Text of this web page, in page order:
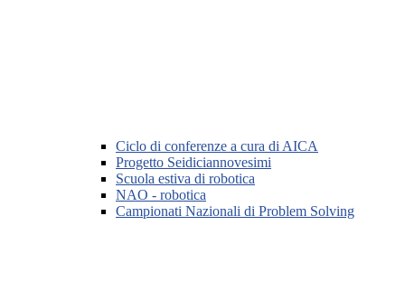
Ciclo di conferenze a cura di AICA
Progetto Seidiciannovesimi
Scuola estiva di robotica
NAO - robotica
Campionati Nazionali di Problem Solving